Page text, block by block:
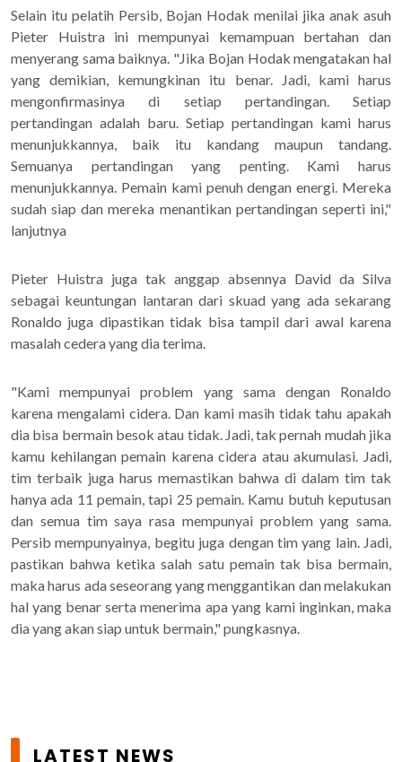
Selain itu pelatih Persib, Bojan Hodak menilai jika anak asuh
Pieter Huistra ini mempunyai kemampuan bertahan dan
menyerang sama baiknya. "Jika Bojan Hodak mengatakan hal
yang demikian, kemungkinan itu benar. Jadi, kami harus
mengonfirmasinya di setiap pertandingan. Setiap
pertandingan adalah baru. Setiap pertandingan kami harus
menunjukkannya, baik itu kandang maupun tandang.
Semuanya pertandingan yang penting. Kami harus
menunjukkannya. Pemain kami penuh dengan energi. Mereka
sudah siap dan mereka menantikan pertandingan seperti ini,"
lanjutnya
Pieter Huistra juga tak anggap absennya David da Silva
sebagai keuntungan lantaran dari skuad yang ada sekarang
Ronaldo juga dipastikan tidak bisa tampil dari awal karena
masalah cedera yang dia terima.
"Kami mempunyai problem yang sama dengan Ronaldo
karena mengalami cidera. Dan kami masih tidak tahu apakah
dia bisa bermain besok atau tidak. Jadi, tak pernah mudah jika
kamu kehilangan pemain karena cidera atau akumulasi. Jadi,
tim terbaik juga harus memastikan bahwa di dalam tim tak
hanya ada 11 pemain, tapi 25 pemain. Kamu butuh keputusan
dan semua tim saya rasa mempunyai problem yang sama.
Persib mempunyainya, begitu juga dengan tim yang lain. Jadi,
pastikan bahwa ketika salah satu pemain tak bisa bermain,
maka harus ada seseorang yang menggantikan dan melakukan
hal yang benar serta menerima apa yang kami inginkan, maka
dia yang akan siap untuk bermain," pungkasnya.
LATEST NEWS